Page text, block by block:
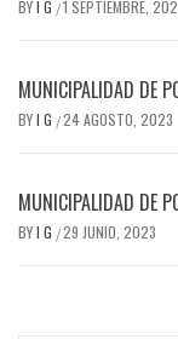
BYI G /1 SEPTIEMBRE,
MUNICIPALIDAD DE
BYI G /24 AGOSTO, 2023
MUNICIPALIDAD DE
BYI G /29 JUNIO, 2023